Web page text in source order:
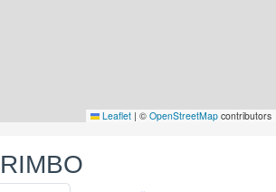
Leaflet | © OpenStreetMap contributors